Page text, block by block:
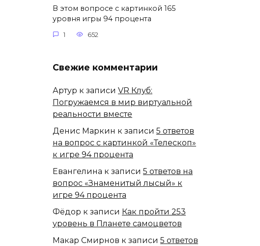
В этом вопросе с картинкой 165
уровня игры 94 процента
1 652
Свежие комментарии
Артур к записи VR Клуб:
Погружаемся в мир виртуальной
реальности вместе
Денис Маркин к записи 5 ответов
на вопрос с картинкой «Телескоп»
к игре 94 процента
Евангелина к записи 5 ответов на
вопрос «Знаменитый лысый» к
игре 94 процента
Фёдор к записи Как пройти 253
уровень в Планете самоцветов
Макар Смирнов к записи 5 ответов